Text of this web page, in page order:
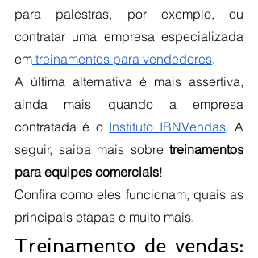
para palestras, por exemplo, ou
contratar uma empresa especializada
em treinamentos para vendedores.
A última alternativa é mais assertiva,
ainda mais quando a empresa
contratada é o Instituto IBNVendas. A
seguir, saiba mais sobre treinamentos
para equipes comerciais!
Confira como eles funcionam, quais as
principais etapas e muito mais.
Treinamento de vendas: